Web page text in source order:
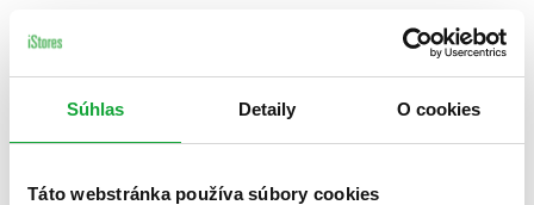
Súhlas Detaily O cookies
Táto webstránka používa súbory cookies